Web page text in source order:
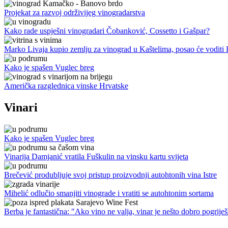
Projekat za razvoj održivijeg vinogradarstva
Kako rade uspješni vinogradari Čobanković, Cossetto i Gašpar?
Marko Livaja kupio zemlju za vinograd u Kaštelima, posao će voditi
Kako je spašen Vuglec breg
Američka razglednica vinske Hrvatske
Vinari
Kako je spašen Vuglec breg
Vinarija Damjanić vratila Fuškulin na vinsku kartu svijeta
Brečević produbljuje svoj pristup proizvodnji autohtonih vina Istre
Mihelić odlučio smanjiti vinograde i vratiti se autohtonim sortama
Berba je fantastična: "Ako vino ne valja, vinar je nešto dobro